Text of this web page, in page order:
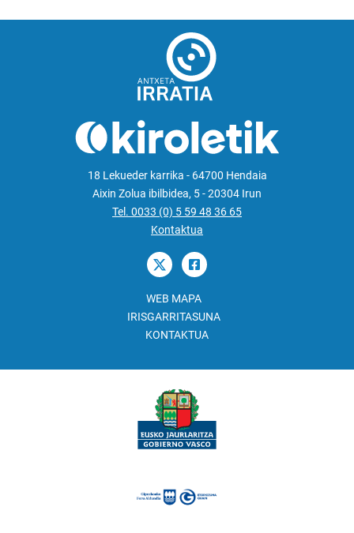
18 Lekueder karrika - 64700 Hendaia
Aixin Zolua ibilbidea, 5 - 20304 Irun
Tel. 0033 (0) 5 59 48 36 65
Kontaktua
WEB MAPA
IRISGARRITASUNA
KONTAKTUA